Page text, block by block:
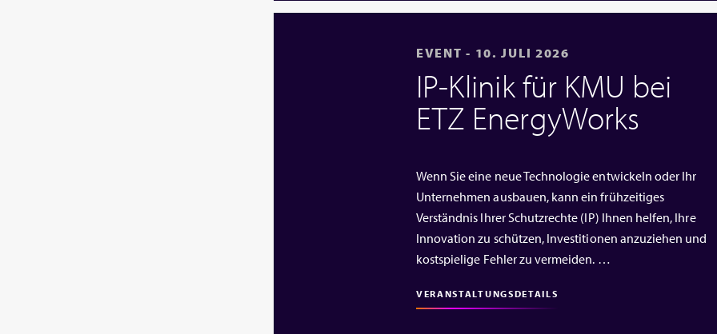
EVENT - 10. JULI 2026
IP‑Klinik für KMU bei
ETZ EnergyWorks
Wenn Sie eine neue Technologie entwickeln oder Ihr
Unternehmen ausbauen, kann ein frühzeitiges
Verständnis Ihrer Schutzrechte (IP) Ihnen helfen, Ihre
Innovation zu schützen, Investitionen anzuziehen und
kostspielige Fehler zu vermeiden. …
VERANSTALTUNGSDETAILS